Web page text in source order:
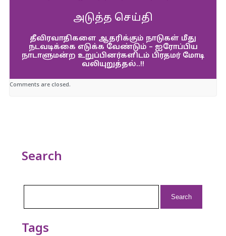
அடுத்த செய்தி
தீவிரவாதிகளை ஆதரிக்கும் நாடுகள் மீது
நடவடிக்கை எடுக்க வேண்டும் – ஐரோப்பிய
நாடாளுமன்ற உறுப்பினர்களிடம் பிரதமர் மோடி
வலியுறுத்தல்..!!
Comments are closed.
Search
Tags